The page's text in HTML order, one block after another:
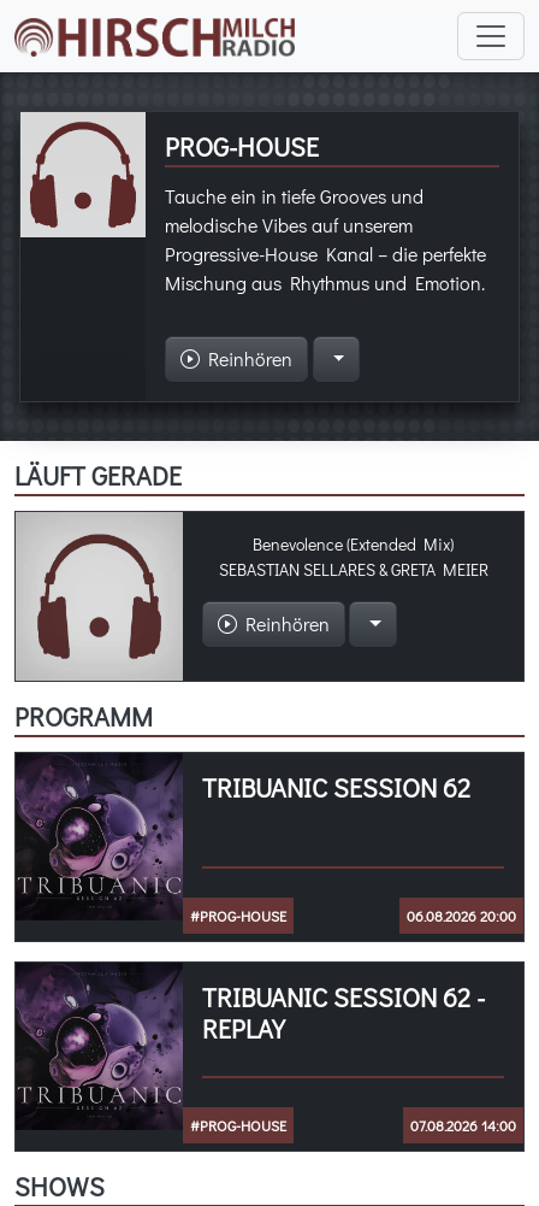
PROG-HOUSE
Tauche ein in tiefe Grooves und
melodische Vibes auf unserem
Progressive-House Kanal – die perfekte
Mischung aus Rhythmus und Emotion.
Reinhören
LÄUFT GERADE
Benevolence (Extended Mix)
SEBASTIAN SELLARES & GRETA MEIER
Reinhören
PROGRAMM
TRIBUANIC SESSION 62
#PROG-HOUSE 06.08.2026 20:00
TRIBUANIC SESSION 62 -
REPLAY
#PROG-HOUSE 07.08.2026 14:00
SHOWS